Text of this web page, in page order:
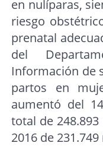
en nulíparas,
riesgo
prenatal
del
Información de
partos en
aumentó del
total de
2016 de